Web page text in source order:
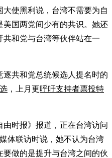
大使黑利说，台湾不需要为自
国两党间少有的共识。她还
和党与台湾等伙伴站在一
共和党总统候选人提名时的
，上月更呼吁支持者票投特
时报》报道，正在台湾访问
体联访时说，她不认为台湾
做的是提升与台湾之间的伙